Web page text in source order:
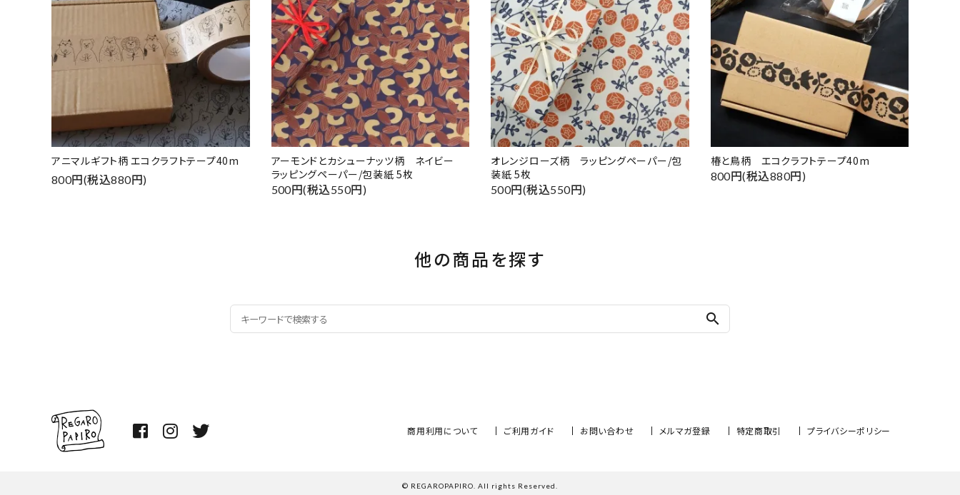
アニマルギフト柄 エコクラフトテープ40m
800円(税込880円)
アーモンドとカシューナッツ柄 ネイビー
ラッピングペーパー/包装紙 5枚
500円(税込550円)
オレンジローズ柄 ラッピングペーパー/包
装紙 5枚
500円(税込550円)
椿と鳥柄 エコクラフトテープ40m
800円(税込880円)
他の商品を探す
search
商用利用について ご利用ガイド お問い合わせ メルマガ登録 特定商取引 プライバシーポリシー
© REGAROPAPIRO. All rights Reserved.